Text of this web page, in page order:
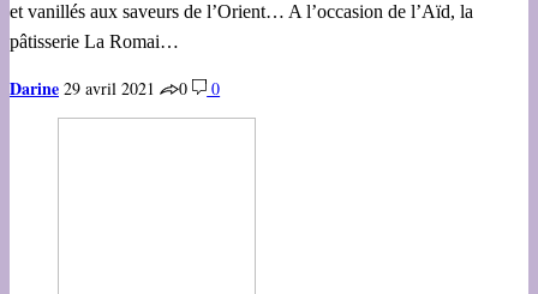
et vanillés aux saveurs de l’Orient… A l’occasion de l’Aïd, la
pâtisserie La Romai…
Darine 29 avril 2021 0 0